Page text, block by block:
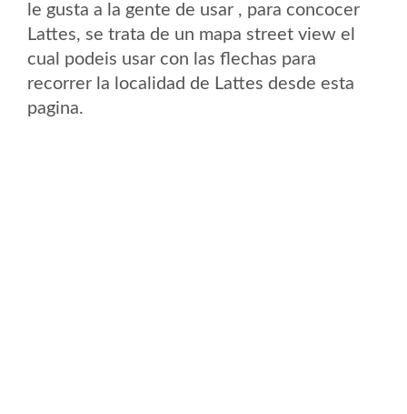
le gusta a la gente de usar , para concocer
Lattes, se trata de un mapa street view el
cual podeis usar con las flechas para
recorrer la localidad de Lattes desde esta
pagina.